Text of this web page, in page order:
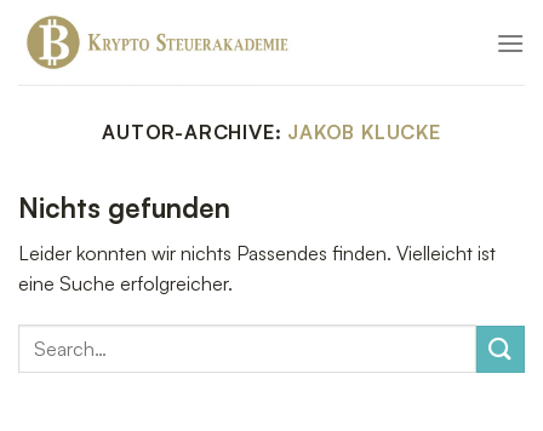
Inhalt
springen
AUTOR-ARCHIVE: JAKOB KLUCKE
Nichts gefunden
Leider konnten wir nichts Passendes finden. Vielleicht ist
eine Suche erfolgreicher.